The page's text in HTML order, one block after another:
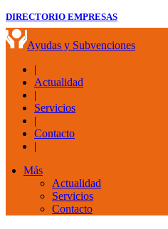
DIRECTORIO EMPRESAS
Ayudas y Subvenciones
|
Actualidad
|
Servicios
|
Contacto
|
Más
Actualidad
Servicios
Contacto